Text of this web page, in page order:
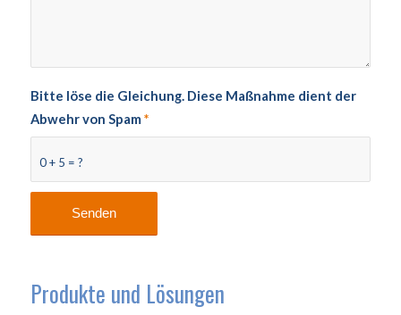
0 + 5 = ?
Bitte löse die Gleichung. Diese Maßnahme dient der
Abwehr von Spam*
Produkte und Lösungen